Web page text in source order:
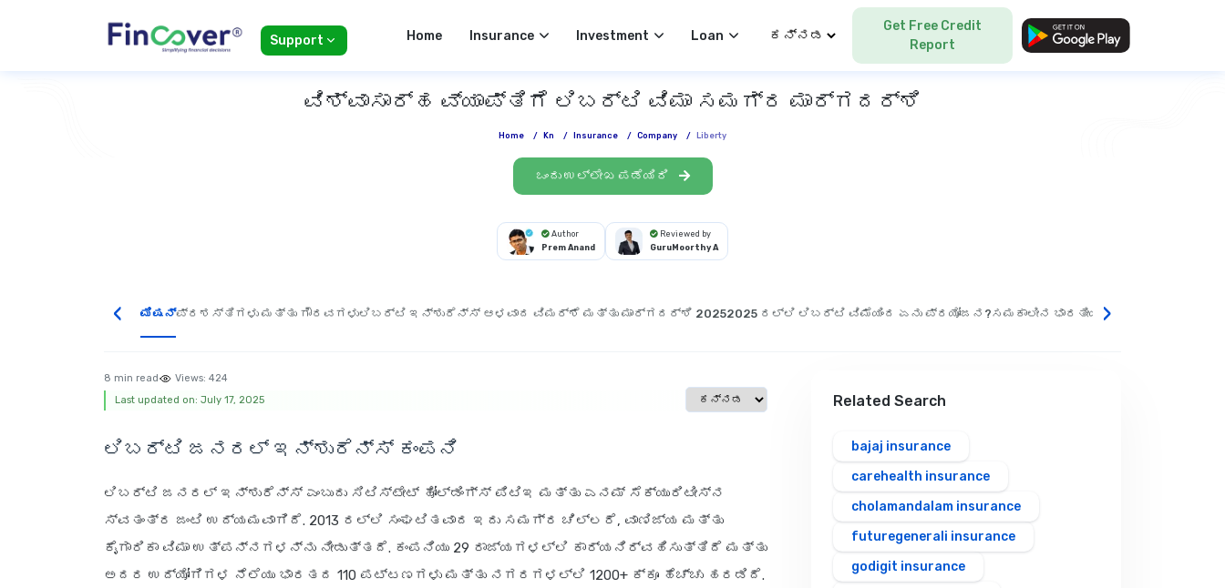
Support Home Insurance Investment Loan Select Language
Get Free Credit
Report
ವಿಶ್ವಾಸಾರ್ಹ ವ್ಯಾಪ್ತಿಗೆ ಲಿಬರ್ಟಿ ವಿಮಾ ಸಮಗ್ರ ಮಾರ್ಗದರ್ಶಿ
Home / Kn / Insurance / Company / Liberty
ಒಂದು ಉಲ್ಲೇಖ ಪಡೆಯಿರಿ
Author
Prem Anand
Reviewed by
GuruMoorthy A
‹ ಮಿಷನ್ಪ್ರಶಸ್ತಿಗಳು ಮತ್ತು ಗೌರವಗಳುಲಿಬರ್ಟಿ ಇನ್ಶುರೆನ್ಸ್ ಆಳವಾದ ವಿಮರ್ಶೆ ಮತ್ತು ಮಾರ್ಗದರ್ಶಿ 20252025 ರಲ್ಲಿ ಲಿಬರ್ಟಿ ವಿಮೆಯಿಂದ ಏನು ಪ್ರಯೋಜನ?ಸಮಕಾಲೀನ ಭಾರತೀಯ ಪಾಲಿಸಿದಾರರಿಗೆ
›
8 min read Views: 424
Select language
Last updated on: July 17, 2025
ಲಿಬರ್ಟಿ ಜನರಲ್ ಇನ್ಶುರೆನ್ಸ್ ಕಂಪನಿ
ಲಿಬರ್ಟಿ ಜನರಲ್ ಇನ್ಶುರೆನ್ಸ್ ಎಂಬುದು ಸಿಟಿಸ್ಟೇಟ್ ಹೋಲ್ಡಿಂಗ್ಸ್ ಪಿಟಿಇ ಮತ್ತು ಎನಮ್ ಸೆಕ್ಯುರಿಟೀಸ್‌ನ
ಸ್ವತಂತ್ರ ಜಂಟಿ ಉದ್ಯಮವಾಗಿದೆ. 2013 ರಲ್ಲಿ ಸಂಘಟಿತವಾದ ಇದು ಸಮಗ್ರ ಚಿಲ್ಲರೆ, ವಾಣಿಜ್ಯ ಮತ್ತು
ಕೈಗಾರಿಕಾ ವಿಮಾ ಉತ್ಪನ್ನಗಳನ್ನು ನೀಡುತ್ತದೆ. ಕಂಪನಿಯು 29 ರಾಜ್ಯಗಳಲ್ಲಿ ಕಾರ್ಯನಿರ್ವಹಿಸುತ್ತಿದೆ ಮತ್ತು
ಅದರ ಉದ್ಯೋಗಿಗಳ ನೆಲೆಯು ಭಾರತದ 110 ಪಟ್ಟಣಗಳು ಮತ್ತು ನಗರಗಳಲ್ಲಿ 1200+ ಕ್ಕೂ ಹೆಚ್ಚು ಹರಡಿದೆ.
Related Search
bajaj insurance
carehealth insurance
cholamandalam insurance
futuregenerali insurance
godigit insurance